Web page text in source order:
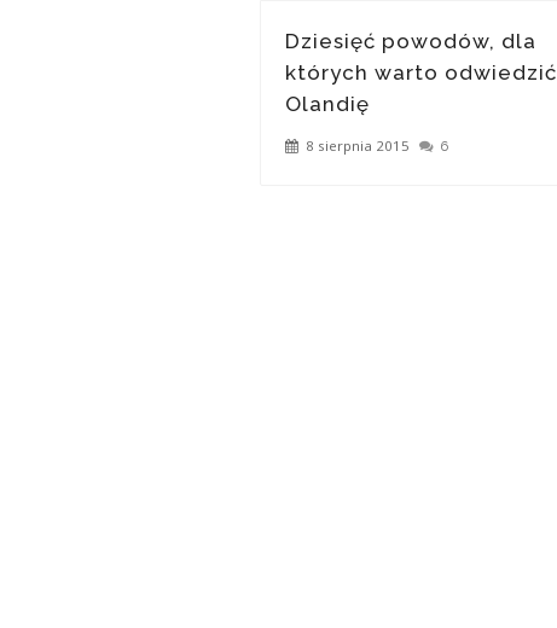
Dziesięć powodów, dla
których warto odwiedzić
Olandię
8 sierpnia 2015 6